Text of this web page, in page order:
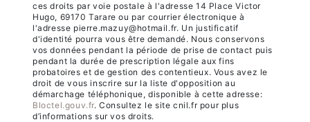
ces droits par voie postale à l'adresse 14 Place Victor
Hugo, 69170 Tarare ou par courrier électronique à
l'adresse pierre.mazuy@hotmail.fr. Un justificatif
d'identité pourra vous être demandé. Nous conservons
vos données pendant la période de prise de contact puis
pendant la durée de prescription légale aux fins
probatoires et de gestion des contentieux. Vous avez le
droit de vous inscrire sur la liste d'opposition au
démarchage téléphonique, disponible à cette adresse:
Bloctel.gouv.fr. Consultez le site cnil.fr pour plus
d’informations sur vos droits.